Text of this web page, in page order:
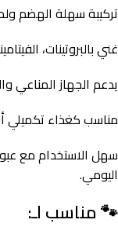
تركيبة سهلة الهضم
غني بالبروتينات،
يدعم الجهاز المناعي
مناسب كغذاء تكميلي
اليومي.
🐾 مناسب لـ: